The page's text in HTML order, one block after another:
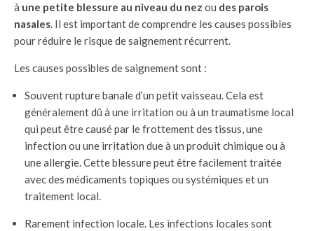
à une petite blessure au niveau du nez ou des parois
nasales. Il est important de comprendre les causes possibles
pour réduire le risque de saignement récurrent.
Les causes possibles de saignement sont :
Souvent rupture banale d’un petit vaisseau. Cela est
généralement dû à une irritation ou à un traumatisme local
qui peut être causé par le frottement des tissus, une
infection ou une irritation due à un produit chimique ou à
une allergie. Cette blessure peut être facilement traitée
avec des médicaments topiques ou systémiques et un
traitement local.
Rarement infection locale. Les infections locales sont